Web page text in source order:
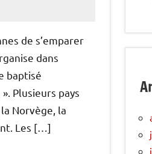
de s’emparer
dans
baptisé
Plusieurs pays
Norvège, la
Les […]